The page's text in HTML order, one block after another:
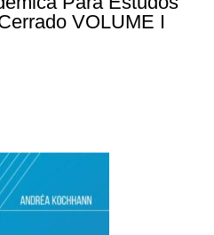
VOLUME I